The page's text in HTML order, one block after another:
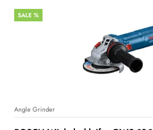
SALE %
Angle Grinder